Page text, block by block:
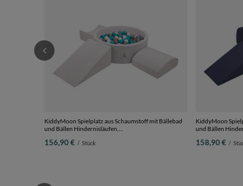
KiddyMoon Spielplatz aus Schaumstoff mit Bällebad
und Bällen Hindernisläufen,
Version 4
156,90 € / Stück
KiddyMoon
und Bällen
Bällebad (200
158,90 € /